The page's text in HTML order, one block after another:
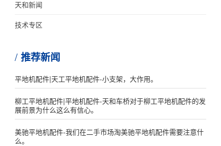
天和新闻
技术专区
推荐新闻
平地机配件|天工平地机配件-小支架，大作用。
柳工平地机配件|平地机配件-天和车桥对于柳工平地机配件的发
展前景为什么这么有信心。
美驰平地机配件-我们在二手市场淘美驰平地机配件需要注意什
么。